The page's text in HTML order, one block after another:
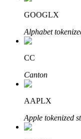
Bitrue
AI
Partenaires Bitrue
GOOGLX
Alphabet
CC
Canton
AAPLX
Apple tokenized